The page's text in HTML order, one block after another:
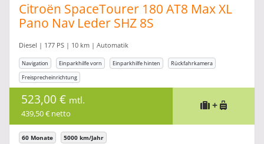
Citroën SpaceTourer 180 AT8 Max XL
Pano Nav Leder SHZ 8S
Diesel | 177 PS | 10 km | Automatik
Navigation Einparkhilfe vorn Einparkhilfe hinten
Rückfahrkamera
Freisprecheinrichtung
523,00 € mtl.
439,50 € netto
+
60 Monate 5000 km/Jahr